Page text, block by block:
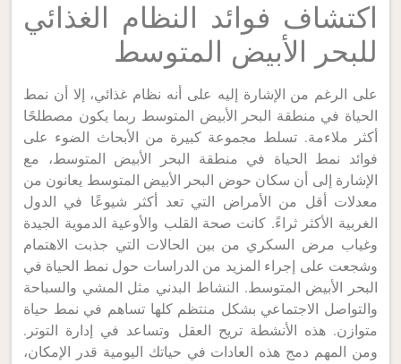
اكتشاف فوائد النظام الغذائي
للبحر الأبيض المتوسط
على الرغم من الإشارة إليه على أنه نظام غذائي، إلا أن نمط
الحياة في منطقة البحر الأبيض المتوسط ربما يكون مصطلحًا
أكثر ملاءمة. تسلط مجموعة كبيرة من الأبحاث الضوء على
فوائد نمط الحياة في منطقة البحر الأبيض المتوسط، مع
الإشارة إلى أن سكان حوض البحر الأبيض المتوسط يعانون من
معدلات أقل من الأمراض التي تعد أكثر شيوعًا في الدول
الغربية الأكثر ثراءً. كانت صحة القلب والأوعية الدموية الجيدة
وغياب مرض السكري من بين الحالات التي جذبت الاهتمام
وشجعت على إجراء المزيد من الدراسات حول نمط الحياة في
البحر الأبيض المتوسط. النشاط البدني مثل المشي والسباحة
والتواصل الاجتماعي بشكل منتظم كلها تساهم في نمط حياة
متوازن. هذه الأنشطة تريح العقل وتساعد في إدارة التوتر.
ومن المهم دمج هذه العادات في حياتك اليومية قدر الإمكان،